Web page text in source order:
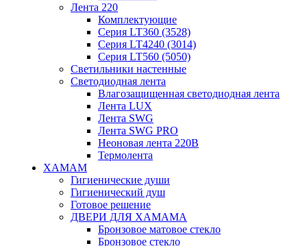
Лента 220
Комплектующие
Серия LT360 (3528)
Серия LT4240 (3014)
Серия LT560 (5050)
Светильники настенные
Светодиодная лента
Влагозащищенная светодиодная лента
Лента LUX
Лента SWG
Лента SWG PRO
Неоновая лента 220В
Термолента
ХАМАМ
Гигиенические души
Гигиенический душ
Готовое решение
ДВЕРИ ДЛЯ ХАМАМА
Бронзовое матовое стекло
Бронзовое стекло